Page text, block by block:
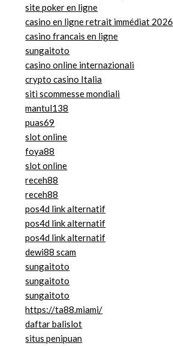
site poker en ligne
casino en ligne retrait immédiat 2026
casino francais en ligne
sungaitoto
casino online internazionali
crypto casino Italia
siti scommesse mondiali
mantul138
puas69
slot online
foya88
slot online
receh88
receh88
pos4d link alternatif
pos4d link alternatif
pos4d link alternatif
dewi88 scam
sungaitoto
sungaitoto
sungaitoto
https://ta88.miami/
daftar balislot
situs penipuan